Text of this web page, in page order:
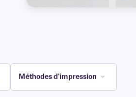
Méthodes d'impression